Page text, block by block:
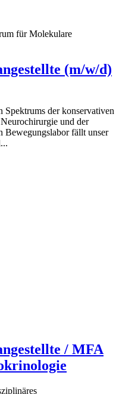
für Molekulare
(m/w/d)
Spektrums der konservativen
und der
Bewegungslabor fällt unser
/ MFA